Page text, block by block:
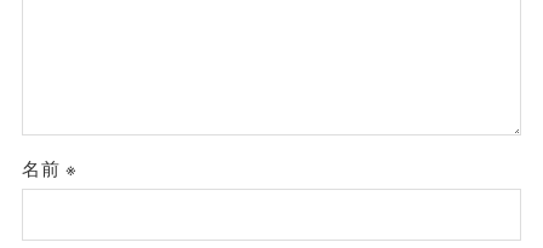
名前※